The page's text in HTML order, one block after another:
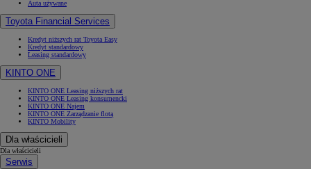
Auta używane
Toyota Financial Services
Kredyt niższych rat Toyota Easy
Kredyt standardowy
Leasing standardowy
KINTO ONE
KINTO ONE Leasing niższych rat
KINTO ONE Leasing konsumencki
KINTO ONE Najem
KINTO ONE Zarządzanie flotą
KINTO Mobility
Dla właścicieli
Dla właścicieli
Serwis